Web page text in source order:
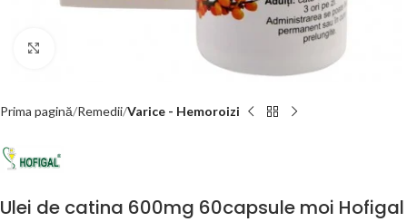
Prima pagină Remedii Varice - Hemoroizi
Ulei de catina 600mg 60capsule moi Hofigal